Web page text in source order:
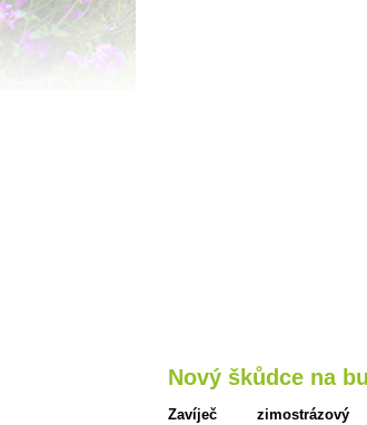
Nový škůdce na
Zavíječ